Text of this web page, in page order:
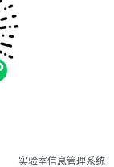
实验室信息管理系统